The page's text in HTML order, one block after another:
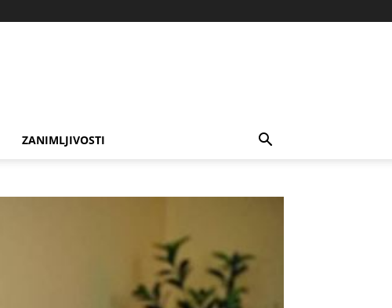
ZANIMLJIVOSTI